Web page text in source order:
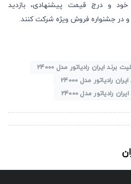
خود و درج قیمت پیشنهادی، بازدید
در جشنواره فروش ویژه شرکت کنند.
ایران رادیاتور مدل 24000
رادیاتور مدل 24000
رادیاتور مدل 24000